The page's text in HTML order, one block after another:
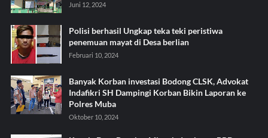
Juni 12, 2024
Polisi berhasil Ungkap teka teki peristiwa
penemuan mayat di Desa berlian
Februari 10, 2024
Banyak Korban investasi Bodong CLSK, Advokat
Indafikri SH Dampingi Korban Bikin Laporan ke
Polres Muba
Oktober 10, 2024